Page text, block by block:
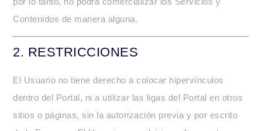
Contenidos de manera alguna.
2. RESTRICCIONES
El Usuario no tiene derecho a colocar hipervínculos
dentro del Portal, ni a utilizar las ligas del Portal en otros
sitios o páginas, sin la autorización previa y por escrito